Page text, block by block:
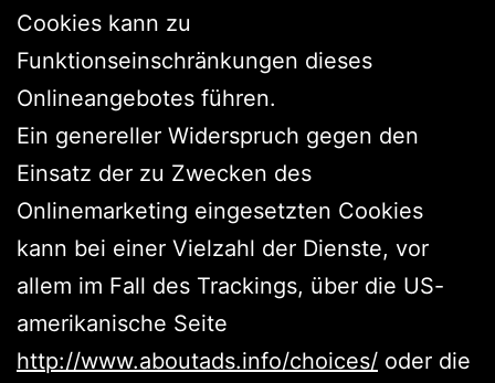
Cookies kann zu
Funktionseinschränkungen dieses
Onlineangebotes führen.
Ein genereller Widerspruch gegen den
Einsatz der zu Zwecken des
Onlinemarketing eingesetzten Cookies
kann bei einer Vielzahl der Dienste, vor
allem im Fall des Trackings, über die US-
amerikanische Seite
http://www.aboutads.info/choices/ oder die